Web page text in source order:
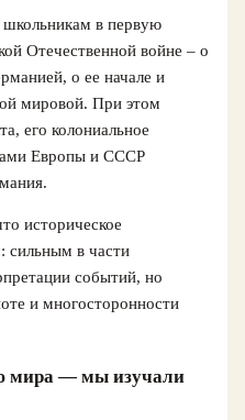
в первую
Отечественной войне – о
о ее начале и
мировой. При этом
его колониальное
Европы и СССР
историческое
сильным в части
событий, но
и многосторонности
мира — мы изучали